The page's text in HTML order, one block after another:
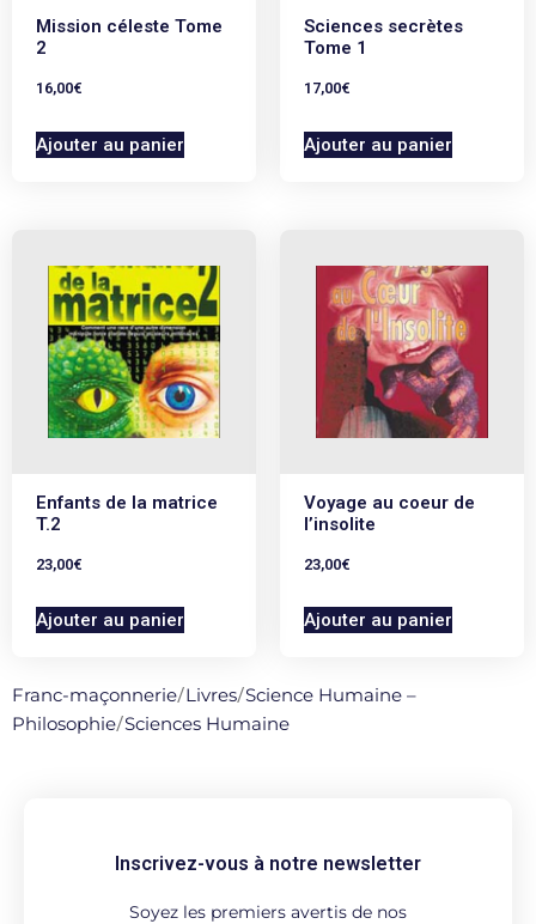
Mission céleste Tome
2
16,00€
Ajouter au panier
Sciences secrètes
Tome 1
17,00€
Ajouter au panier
Enfants de la matrice
T.2
23,00€
Ajouter au panier
Voyage au coeur de
l’insolite
23,00€
Ajouter au panier
Franc-maçonnerie/Livres/Science Humaine –
Philosophie/Sciences Humaine
Inscrivez-vous à notre newsletter
Soyez les premiers avertis de nos